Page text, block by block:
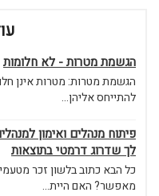
הגשמת מטרות - לא חלומות
הגשמת מטרות: מטרות אינן
להתייחס אליהן...
פיתוח מנהלים ואימון
לך שדרוג דרמטי בתוצאות
כל הבא כתוב בלשון זכר
מאפשר? האם היית...